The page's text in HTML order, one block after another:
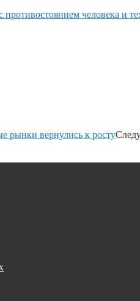
противостоянием человека и
рынки вернулись к росту